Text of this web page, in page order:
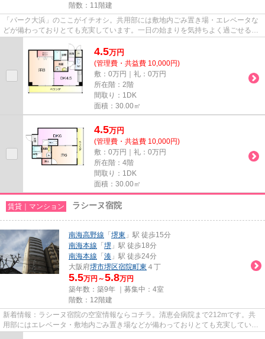
階数：11階建
「パーク大浜」のここがイチオシ。共用部には敷地内ごみ置き場・エレベータな
どが備わっておりとても充実しています。一日の始まりを気持ちよく過ごせる陽
4.5万円
(管理費・共益費 10,000円)
敷：0万円｜礼：0万円
所在階：2階
間取り：1DK
面積：30.00㎡
4.5万円
(管理費・共益費 10,000円)
敷：0万円｜礼：0万円
所在階：4階
間取り：1DK
面積：30.00㎡
賃貸｜マンション ラシーヌ宿院
南海高野線 「 堺東 」駅 徒歩15分
南海本線 「 堺 」駅 徒歩18分
南海本線 「 湊 」駅 徒歩24分
大阪府堺市堺区宿院町東 ４丁
5.5万円～5.8万円
築年数：築9年 ｜募集中： 4室
階数：12階建
新着情報：ラシーヌ宿院の空室情報ならコチラ。清恵会病院まで212mです。共
用部にはエレベータ・敷地内ごみ置き場などが備わっておりとても充実していま